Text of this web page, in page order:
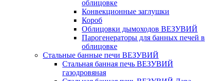
облицовке
Конвекционные заглушки
Короб
Облицовки дымоходов ВЕЗУВИЙ
Парогенераторы для банных печей в
облицовке
Стальные банные печи ВЕЗУВИЙ
Стальная банная печь ВЕЗУВИЙ
газодровяная